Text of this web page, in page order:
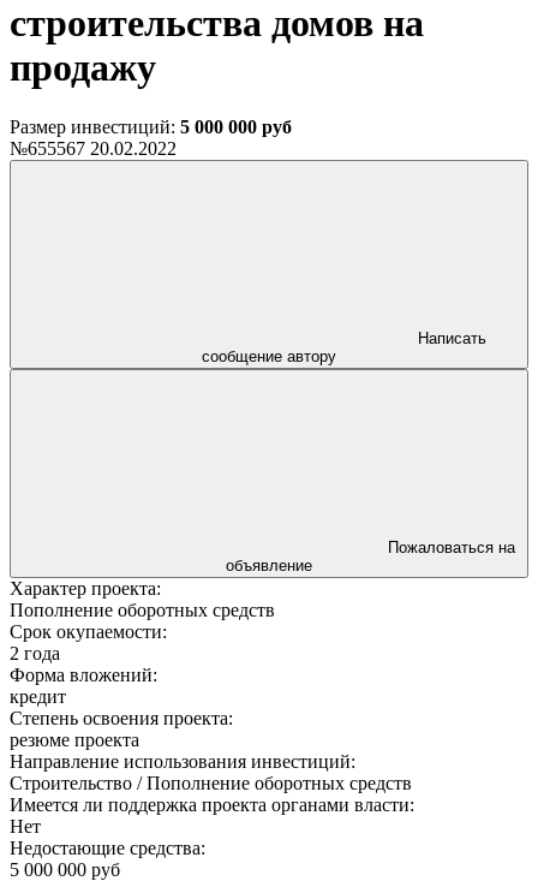
строительства домов на
продажу
Размер инвестиций: 5 000 000 руб
№655567 20.02.2022
сообщение автору
объявление
Характер проекта:
Пополнение оборотных средств
Срок окупаемости:
2 года
Форма вложений:
кредит
Степень освоения проекта:
резюме проекта
Направление использования инвестиций:
Строительство / Пополнение оборотных средств
Имеется ли поддержка проекта органами власти:
Нет
Недостающие средства:
5 000 000 руб